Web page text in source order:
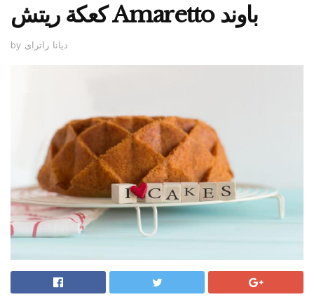
كعكة ريتش Amaretto باوند
by ديانا راتراى